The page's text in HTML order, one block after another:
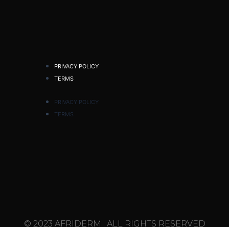
PRIVACY POLICY
TERMS
PRIVACY POLICY
TERMS
© 2023 AFRIDERM . ALL RIGHTS RESERVED